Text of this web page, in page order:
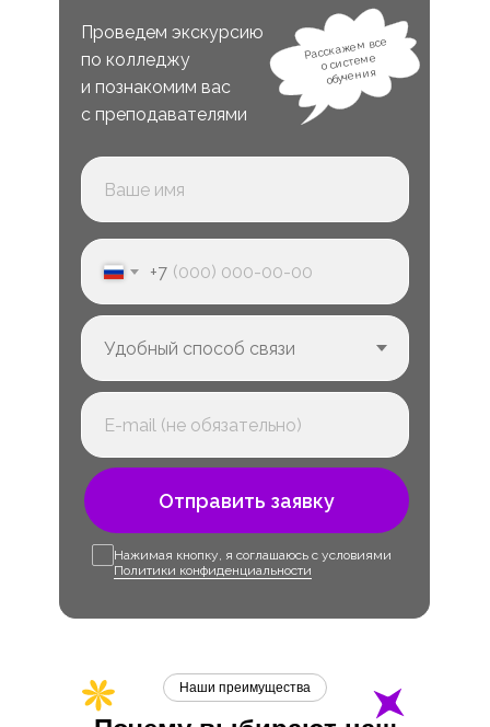
Проведем экскурсию
по колледжу
и познакомим вас
с преподавателями
Расскажем все
о системе
обучения
+7
Отправить заявку
Нажимая кнопку, я соглашаюсь с условиями
Политики конфиденциальности
Наши преимущества